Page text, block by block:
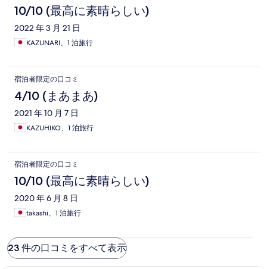
10/10 (最高に素晴らしい)
2022 年 3 月 21 日
KAZUNARI、1 泊旅行
宿泊者限定の口コミ
4/10 (まあまあ)
2021 年 10 月 7 日
KAZUHIKO、1 泊旅行
宿泊者限定の口コミ
10/10 (最高に素晴らしい)
2020 年 6 月 8 日
takashi、1 泊旅行
23 件の口コミをすべて表示